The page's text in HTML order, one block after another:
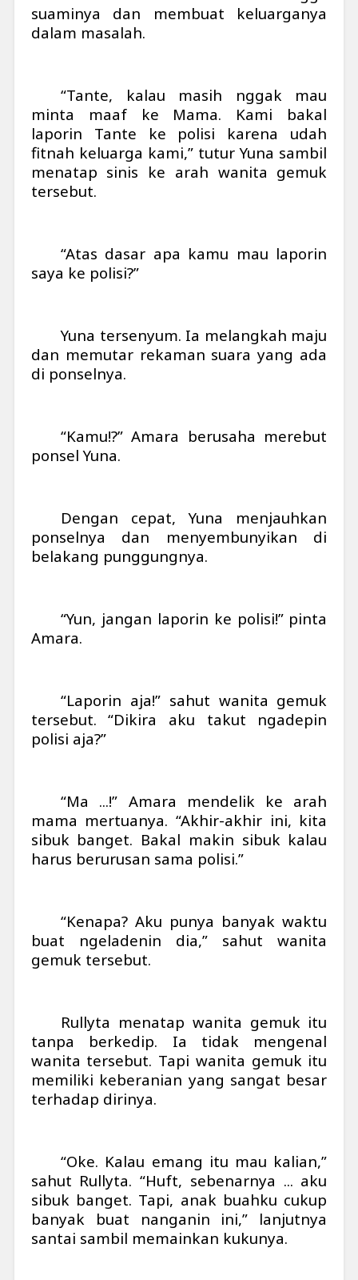
suaminya dan membuat keluarganya
dalam masalah.
“Tante, kalau masih nggak mau
minta maaf ke Mama. Kami bakal
laporin Tante ke polisi karena udah
fitnah keluarga kami,” tutur Yuna sambil
menatap sinis ke arah wanita gemuk
tersebut.
“Atas dasar apa kamu mau laporin
saya ke polisi?”
Yuna tersenyum. Ia melangkah maju
dan memutar rekaman suara yang ada
di ponselnya.
“Kamu!?” Amara berusaha merebut
ponsel Yuna.
Dengan cepat, Yuna menjauhkan
ponselnya dan menyembunyikan di
belakang punggungnya.
“Yun, jangan laporin ke polisi!” pinta
Amara.
“Laporin aja!” sahut wanita gemuk
tersebut. “Dikira aku takut ngadepin
polisi aja?”
“Ma ...!” Amara mendelik ke arah
mama mertuanya. “Akhir-akhir ini, kita
sibuk banget. Bakal makin sibuk kalau
harus berurusan sama polisi.”
“Kenapa? Aku punya banyak waktu
buat ngeladenin dia,” sahut wanita
gemuk tersebut.
Rullyta menatap wanita gemuk itu
tanpa berkedip. Ia tidak mengenal
wanita tersebut. Tapi wanita gemuk itu
memiliki keberanian yang sangat besar
terhadap dirinya.
“Oke. Kalau emang itu mau kalian,”
sahut Rullyta. “Huft, sebenarnya ... aku
sibuk banget. Tapi, anak buahku cukup
banyak buat nanganin ini,” lanjutnya
santai sambil memainkan kukunya.